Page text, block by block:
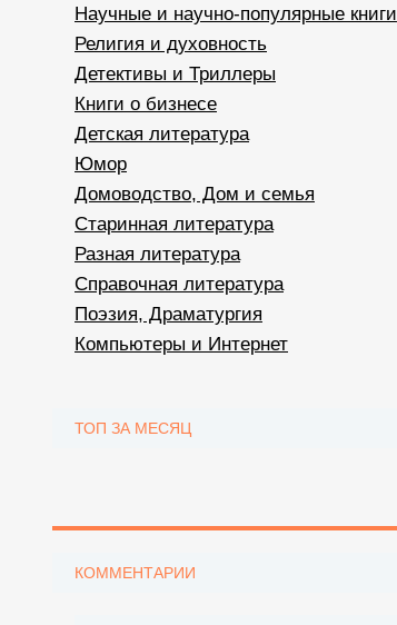
Научные и научно-популярные книги
Религия и духовность
Детективы и Триллеры
Книги о бизнесе
Детская литература
Юмор
Домоводство, Дом и семья
Старинная литература
Разная литература
Справочная литература
Поэзия, Драматургия
Компьютеры и Интернет
ТОП ЗА МЕСЯЦ
КОММЕНТАРИИ